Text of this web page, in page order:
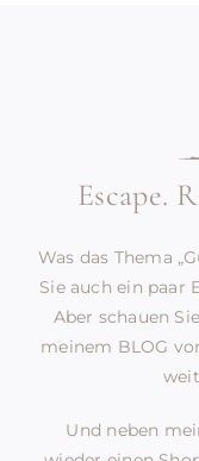
Escape.
Was das Thema
Sie auch ein paar
Aber schauen
meinem BLOG
Und neben